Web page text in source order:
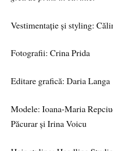
Vestimentație și styling:
Fotografii: Crina Prida
Editare grafică: Daria Langa
Modele: Ioana-Maria
Păcurar și Irina Voicu